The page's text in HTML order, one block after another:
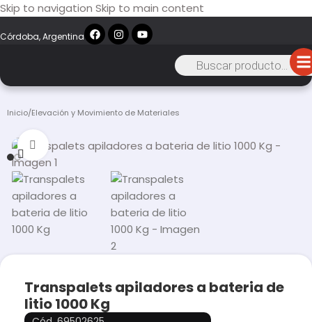
Skip to navigation Skip to main content
Córdoba, Argentina
Inicio/Elevación y Movimiento de Materiales
Click to enlarge
Transpalets apiladores a bateria de
litio 1000 Kg